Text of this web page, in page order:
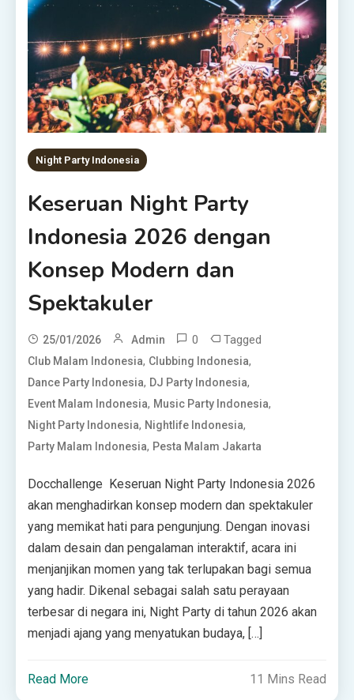
Night Party Indonesia
Keseruan Night Party
Indonesia 2026 dengan
Konsep Modern dan
Spektakuler
25/01/2026 Admin 0 Tagged
Club Malam Indonesia, Clubbing Indonesia,
Dance Party Indonesia, DJ Party Indonesia,
Event Malam Indonesia, Music Party Indonesia,
Night Party Indonesia, Nightlife Indonesia,
Party Malam Indonesia, Pesta Malam Jakarta
Docchallenge Keseruan Night Party Indonesia 2026
akan menghadirkan konsep modern dan spektakuler
yang memikat hati para pengunjung. Dengan inovasi
dalam desain dan pengalaman interaktif, acara ini
menjanjikan momen yang tak terlupakan bagi semua
yang hadir. Dikenal sebagai salah satu perayaan
terbesar di negara ini, Night Party di tahun 2026 akan
menjadi ajang yang menyatukan budaya, […]
Read More 11 Mins Read